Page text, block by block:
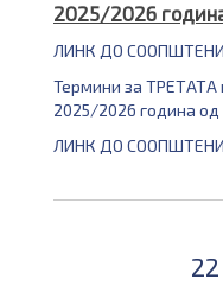
2025/2026
ЛИНК ДО
Термини за ТРЕТАТА
2025/2026 година
ЛИНК ДО